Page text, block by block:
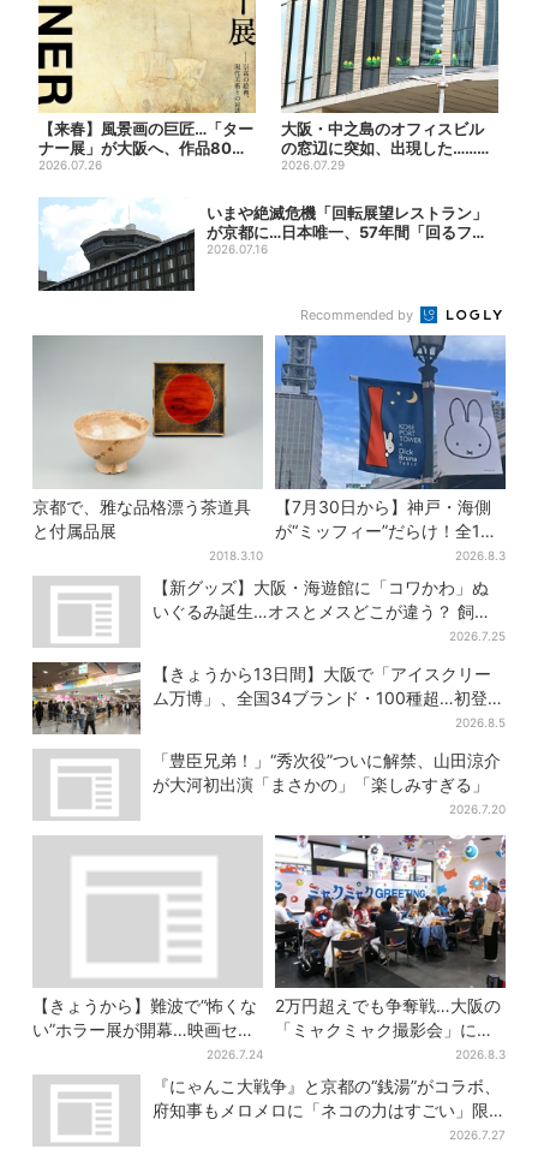
【来春】風景画の巨匠…「ター
ナー展」が大阪へ、作品80点
以上がロンドンから集結
2026.07.26
大阪・中之島のオフィスビル
の窓辺に突如、出現した……巨
大インコ「何かいる」「朝か...
2026.07.29
いまや絶滅危機「回転展望レストラン」
が京都に…日本唯一、57年間「回るフレ
ンチ」...
2026.07.16
Recommended by
京都で、雅な品格漂う茶道具
と付属品展
2018.3.10
【7月30日から】神戸・海側
が“ミッフィー”だらけ！全16
施設でパン、スイーツ、ナイ
トマーケットも
2026.8.3
【新グッズ】大阪・海遊館に「コワかわ」ぬ
いぐるみ誕生…オスとメスどこが違う？ 飼育
2026.7.25
【きょうから13日間】大阪で「アイスクリー
ム万博」、全国34ブランド・100種超…初登場
2026.8.5
「豊臣兄弟！」“秀次役”ついに解禁、山田涼介
が大河初出演「まさかの」「楽しみすぎる」
2026.7.20
【きょうから】難波で“怖くな
い”ホラー展が開幕…映画セッ
トのなかに入って、怪異も触
り放題！？
2026.7.24
2万円超えでも争奪戦…大阪の
「ミャクミャク撮影会」に全
国からファン集結、参加者に
聞いた「それでも会いたい理
由」
2026.8.3
『にゃんこ大戦争』と京都の“銭湯”がコラボ、
府知事もメロメロに「ネコの力はすごい」限
2026.7.27